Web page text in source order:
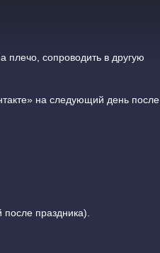
плечо, сопроводить в другую
на следующий день после
праздника).